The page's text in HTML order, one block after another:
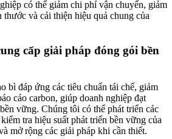
có thể giảm chi phí vận chuyển, giảm
và cải thiện hiệu quả chung của
cấp giải pháp đóng gói bền
bì đáp ứng các tiêu chuẩn tái chế, giảm
cáo carbon, giúp doanh nghiệp đạt
vững. Chúng tôi có thể phát triển các
tra hiệu suất phát triển bền vững của
mở rộng các giải pháp khi cần thiết.